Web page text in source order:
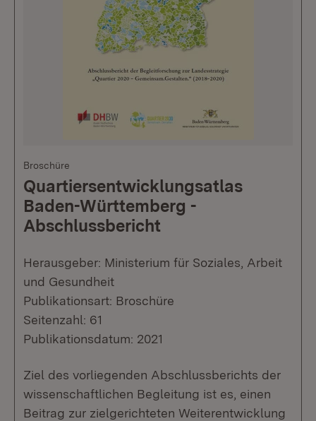
Broschüre
Quartiersentwicklungsatlas
Baden-Württemberg -
Abschlussbericht
Herausgeber: Ministerium für Soziales, Arbeit
und Gesundheit
Publikationsart: Broschüre
Seitenzahl: 61
Publikationsdatum: 2021
Ziel des vorliegenden Abschlussberichts der
wissenschaftlichen Begleitung ist es, einen
Beitrag zur zielgerichteten Weiterentwicklung